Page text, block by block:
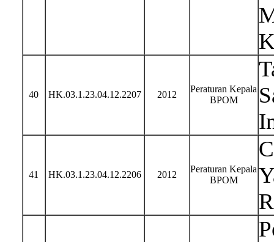
40 HK.03.1.23.04.12.2207 2012
Peraturan Kepala
BPOM
41 HK.03.1.23.04.12.2206 2012
Peraturan Kepala
BPOM